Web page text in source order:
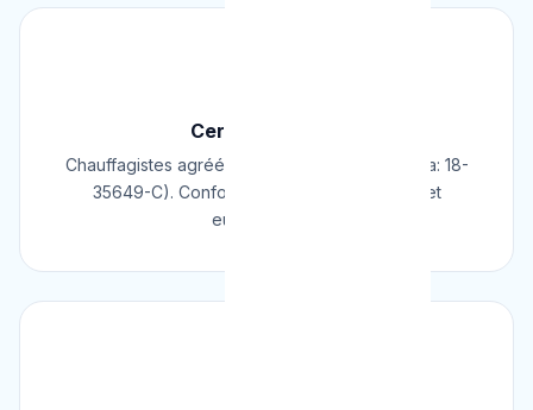
Certifié & Agréé
Chauffagistes agréés Cerga/Cedicol (N° Cerga: 18-
35649-C). Conformes aux normes belges et
européennes.